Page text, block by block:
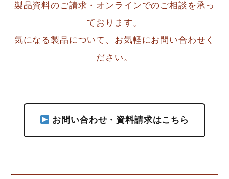
製品資料のご請求・オンラインでのご相談を承っ
ております。
気になる製品について、お気軽にお問い合わせく
ださい。
お問い合わせ・資料請求はこちら